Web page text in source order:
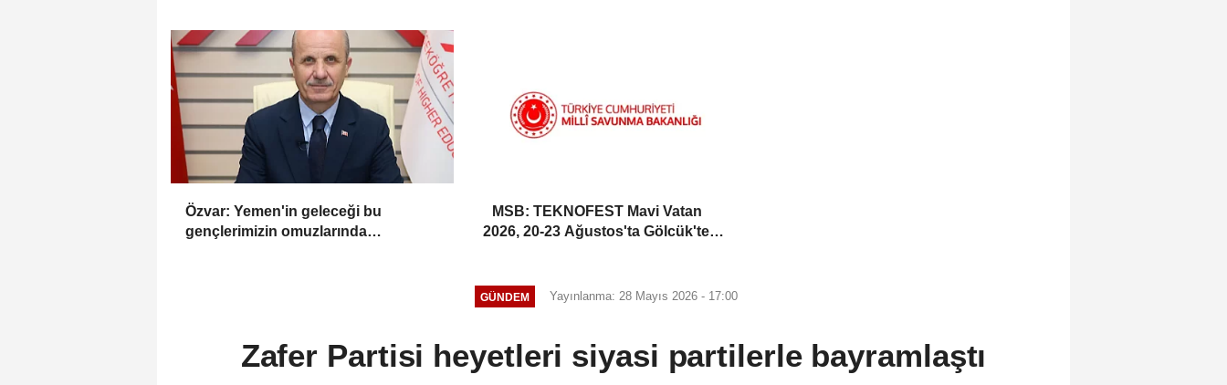
Özvar: Yemen'in geleceği bu
gençlerimizin omuzlarında
MSB: TEKNOFEST Mavi Vatan
2026, 20-23 Ağustos'ta Gölcük'te
GÜNDEM Yayınlanma: 28 Mayıs 2026 - 17:00
Zafer Partisi heyetleri siyasi partilerle bayramlaştı